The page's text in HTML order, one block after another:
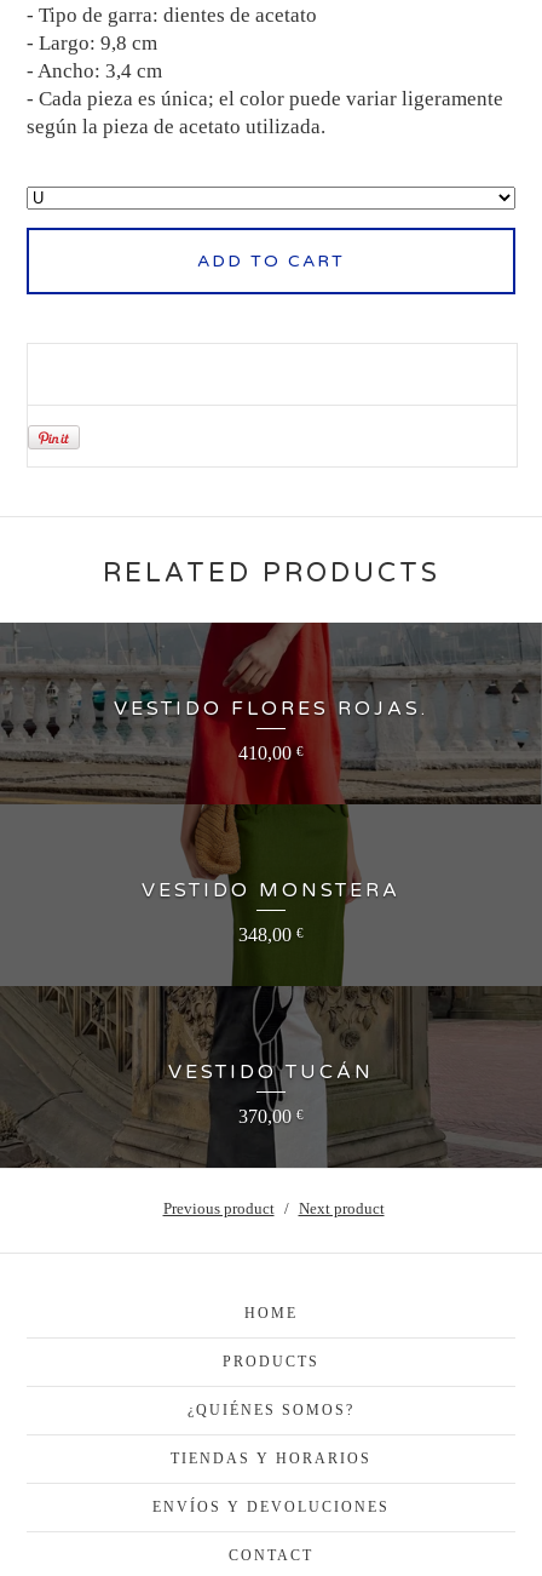
- Tipo de garra: dientes de acetato
- Largo: 9,8 cm
- Ancho: 3,4 cm
- Cada pieza es única; el color puede variar ligeramente
según la pieza de acetato utilizada.
ADD TO CART
RELATED PRODUCTS
VESTIDO FLORES ROJAS.
410,00 €
VESTIDO MONSTERA
348,00 €
VESTIDO TUCÁN
370,00 €
Previous product Next product
HOME
PRODUCTS
¿QUIÉNES SOMOS?
TIENDAS Y HORARIOS
ENVÍOS Y DEVOLUCIONES
CONTACT